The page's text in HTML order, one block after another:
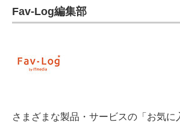
Fav-Log編集部
さまざまな製品・サービスの「お気に